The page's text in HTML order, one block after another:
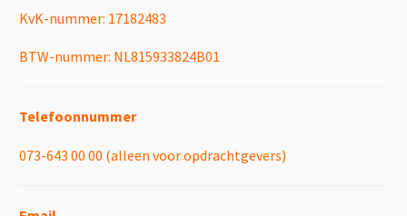
KvK-nummer: 17182483
BTW-nummer: NL815933824B01
Telefoonnummer
073-643 00 00 (alleen voor opdrachtgevers)